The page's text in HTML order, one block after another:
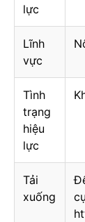
lực
Lĩnh
vực
Tình
trạng
hiệu
lực
Tải
xuống